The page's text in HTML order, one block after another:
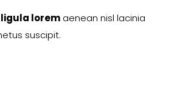
lorem aenean nisl lacinia
suscipit.